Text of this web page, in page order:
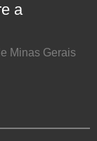
a
Minas Gerais